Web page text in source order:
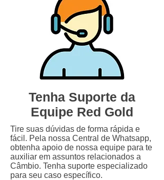
Tenha Suporte da
Equipe Red Gold
Tire suas dúvidas de forma rápida e
fácil. Pela nossa Central de Whatsapp,
obtenha apoio de nossa equipe para te
auxiliar em assuntos relacionados a
Câmbio. Tenha suporte especializado
para seu caso específico.